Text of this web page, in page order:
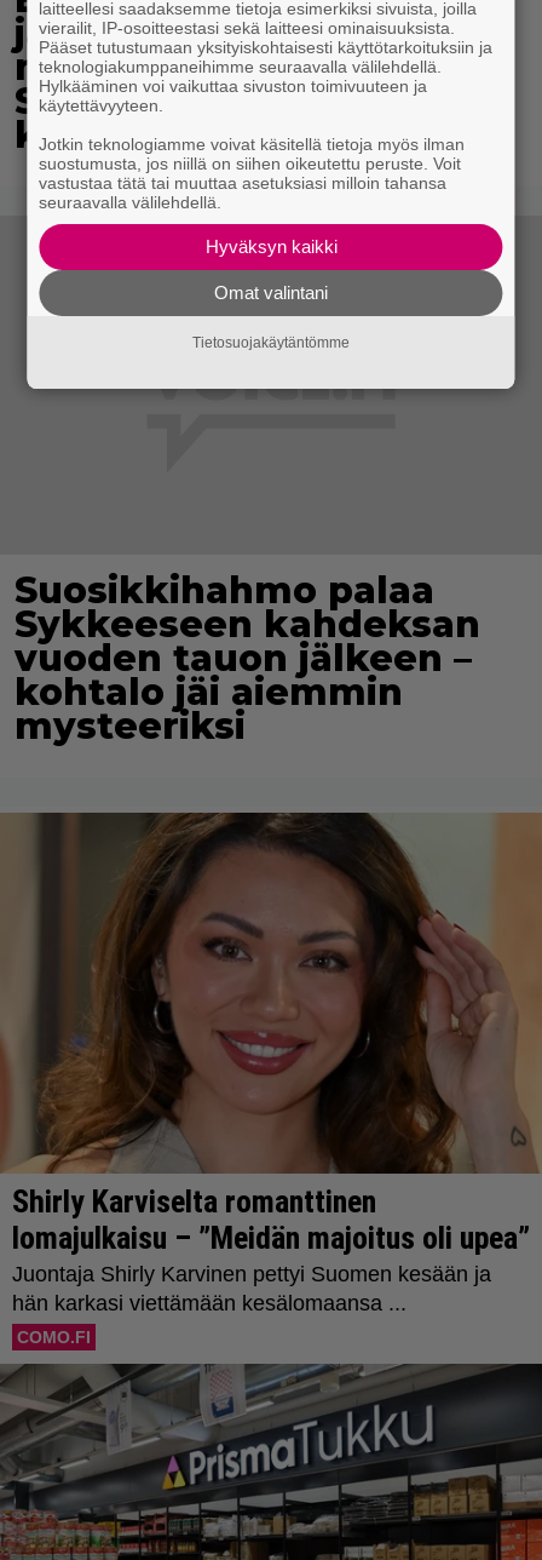
jäähyväiset koskettivat
myös presidenttiä –
Stubbin sydämelliset
kiitokset ihastuttavat
Suosikkihahmo palaa
Sykkeeseen kahdeksan
vuoden tauon jälkeen –
kohtalo jäi aiemmin
mysteeriksi
laitteellesi saadaksemme tietoja esimerkiksi sivuista, joilla
vierailit, IP-osoitteestasi sekä laitteesi ominaisuuksista.
Pääset tutustumaan yksityiskohtaisesti käyttötarkoituksiin ja
teknologiakumppaneihimme seuraavalla välilehdellä.
Hylkääminen voi vaikuttaa sivuston toimivuuteen ja
käytettävyyteen.
Jotkin teknologiamme voivat käsitellä tietoja myös ilman
suostumusta, jos niillä on siihen oikeutettu peruste. Voit
vastustaa tätä tai muuttaa asetuksiasi milloin tahansa
seuraavalla välilehdellä.
Hyväksyn kaikki
Omat valintani
Tietosuojakäytäntömme